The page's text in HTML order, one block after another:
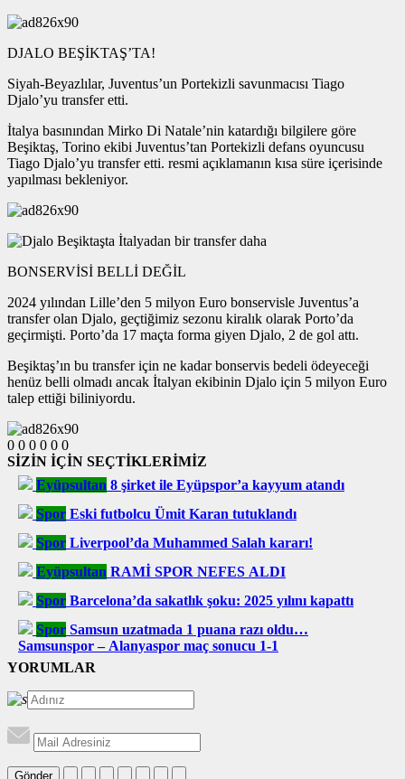
DJALO BEŞİKTAŞ’TA!
Siyah-Beyazlılar, Juventus’un Portekizli savunmacısı Tiago
Djalo’yu transfer etti.
İtalya basınından Mirko Di Natale’nin katardığı bilgilere göre
Beşiktaş, Torino ekibi Juventus’tan Portekizli defans oyuncusu
Tiago Djalo’yu transfer etti. resmi açıklamanın kısa süre içerisinde
yapılması bekleniyor.
BONSERVİSİ BELLİ DEĞİL
2024 yılından Lille’den 5 milyon Euro bonservisle Juventus’a
transfer olan Djalo, geçtiğimiz sezonu kiralık olarak Porto’da
geçirmişti. Porto’da 17 maçta forma giyen Djalo, 2 de gol attı.
Beşiktaş’ın bu transfer için ne kadar bonservis bedeli ödeyeceği
henüz belli olmadı ancak İtalyan ekibinin Djalo için 5 milyon Euro
talep ettiği biliniyordu.
0 0 0 0 0 0
SİZİN İÇİN SEÇTİKLERİMİZ
Eyüpsultan 8 şirket ile Eyüpspor’a kayyum atandı
Spor Eski futbolcu Ümit Karan tutuklandı
Spor Liverpool’da Muhammed Salah kararı!
Eyüpsultan RAMİ SPOR NEFES ALDI
Spor Barcelona’da sakatlık şoku: 2025 yılını kapattı
Spor Samsun uzatmada 1 puana razı oldu…
Samsunspor – Alanyaspor maç sonucu 1-1
YORUMLAR
Gönder